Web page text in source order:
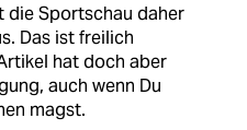
die Sportschau daher
Das ist freilich
hat doch aber
auch wenn Du
magst.